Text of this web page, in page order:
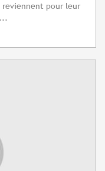
reviennent pour leur